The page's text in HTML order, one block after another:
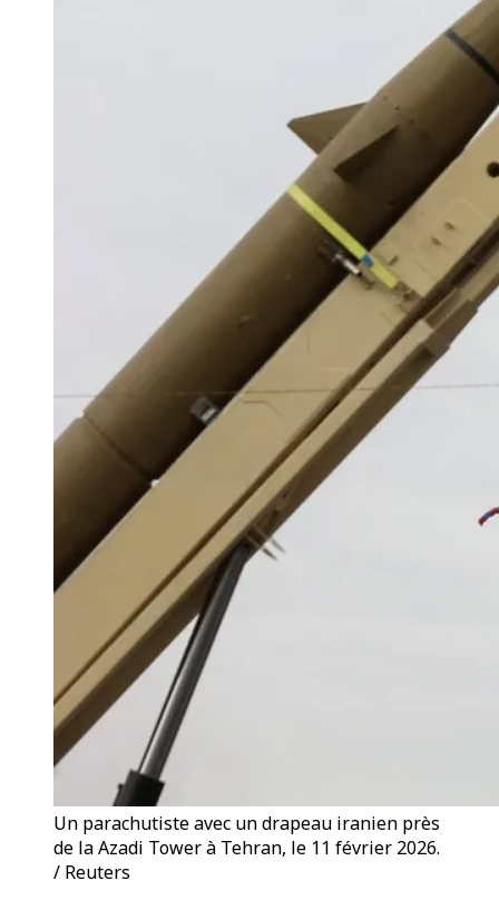
Un parachutiste avec un drapeau iranien près
de la Azadi Tower à Tehran, le 11 février 2026.
/ Reuters